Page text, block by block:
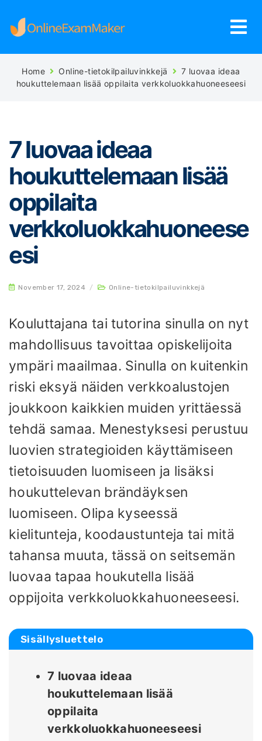
Home Online-tietokilpailuvinkkejä
7 luovaa ideaa
houkuttelemaan lisää oppilaita verkkoluokkahuoneeseesi
7 luovaa ideaa
houkuttelemaan lisää
oppilaita
verkkoluokkahuoneese
esi
November 17, 2024 / Online-tietokilpailuvinkkejä
Kouluttajana tai tutorina sinulla on nyt
mahdollisuus tavoittaa opiskelijoita
ympäri maailmaa. Sinulla on kuitenkin
riski eksyä näiden verkkoalustojen
joukkoon kaikkien muiden yrittäessä
tehdä samaa. Menestyksesi perustuu
luovien strategioiden käyttämiseen
tietoisuuden luomiseen ja lisäksi
houkuttelevan brändäyksen
luomiseen. Olipa kyseessä
kielitunteja, koodaustunteja tai mitä
tahansa muuta, tässä on seitsemän
luovaa tapaa houkutella lisää
oppijoita verkkoluokkahuoneeseesi.
Sisällysluettelo
7 luovaa ideaa
houkuttelemaan lisää
oppilaita
verkkoluokkahuoneeseesi